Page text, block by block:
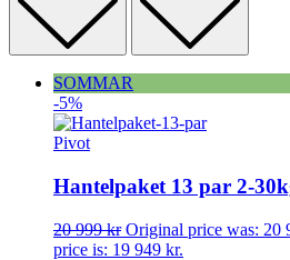
SOMMAR
-5%
Pivot
Hantelpaket 13 par 2-
20 999kr Original price was: 20
price is: 19 949 kr.